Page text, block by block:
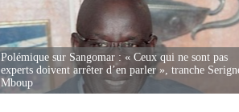
Polémique sur Sangomar : « Ceux qui ne sont pas
experts doivent arrêter d’en parler », tranche
Mboup